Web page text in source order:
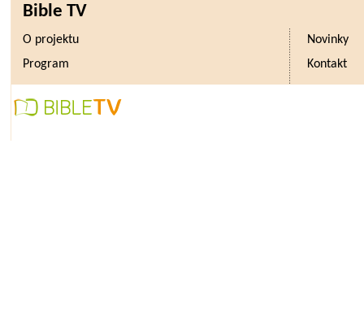
Bible TV
O projektu
Novinky
Program
Kontakt